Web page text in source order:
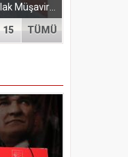
EĞİTİM-BİR-SEN ADANA ŞUBESİ’NDEN KAHRAMANMARAŞ’A VEFA VE DAYANIŞMA ÇIKARMASI Eğitim-Bir-Sen Adana Şubesi, Kahramanmaraş’ta anlamlı temaslarda bulundu. Adana heyeti; sendikal dayanışmayı güçlendirmek...
15 TÜMÜ